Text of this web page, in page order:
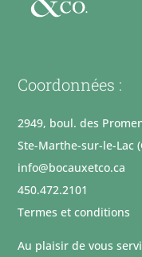
Coordonnées :
2949, boul. des
Ste-Marthe-sur-le-Lac
info@bocauxetco.ca
450.472.2101
Termes et conditions
Au plaisir de vous